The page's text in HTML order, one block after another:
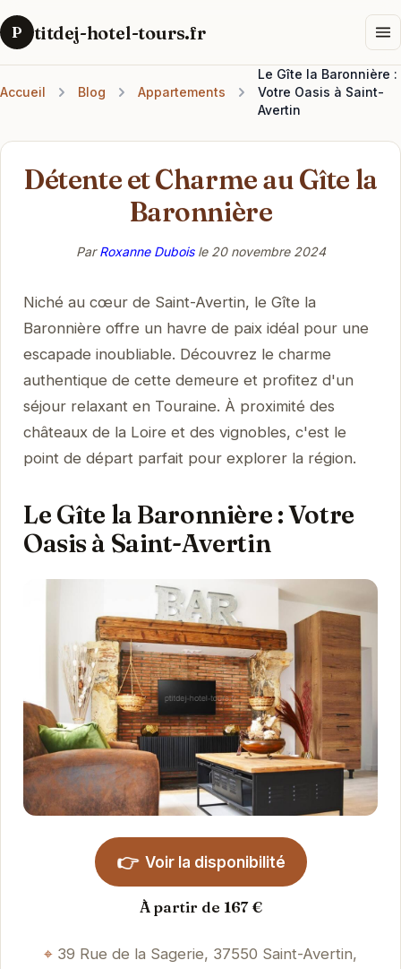
P titdej-hotel-tours.fr
Accueil Blog Appartements
Le Gîte la Baronnière :
Votre Oasis à Saint-
Avertin
Détente et Charme au Gîte la
Baronnière
ParRoxanne Duboisle 20 novembre 2024
Niché au cœur de Saint-Avertin, le Gîte la
Baronnière offre un havre de paix idéal pour une
escapade inoubliable. Découvrez le charme
authentique de cette demeure et profitez d'un
séjour relaxant en Touraine. À proximité des
châteaux de la Loire et des vignobles, c'est le
point de départ parfait pour explorer la région.
Le Gîte la Baronnière : Votre
Oasis à Saint-Avertin
👉 Voir la disponibilité
À partir de 167 €
39 Rue de la Sagerie, 37550 Saint-Avertin,